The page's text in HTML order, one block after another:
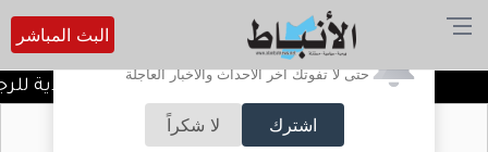
أترغب في تفعيل الإشعارات؟
حتى لا تفوتك آخر الأحداث والأخبار العاجلة
اشترك لا شكراً
البث المباشر
اختتمت فعاليات بطولة الأندية
حقل الريشة حين يتحول الغاز إلى فرص عمل